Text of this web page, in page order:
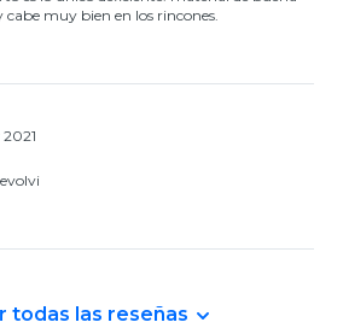
muy bien en los rincones.
todas las reseñas